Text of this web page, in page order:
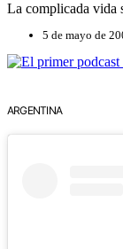
La complicada vida
5 de mayo de
ARGENTINA